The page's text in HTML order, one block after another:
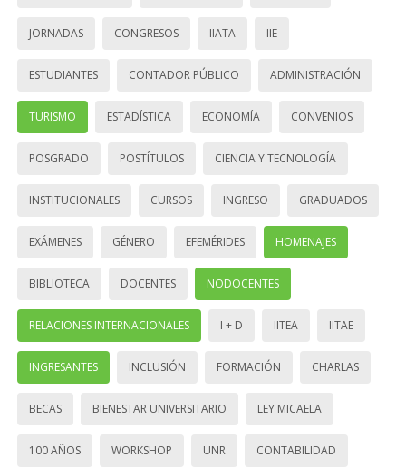
JORNADAS CONGRESOS IIATA IIE
ESTUDIANTES CONTADOR PÚBLICO ADMINISTRACIÓN
TURISMO ESTADÍSTICA ECONOMÍA CONVENIOS
POSGRADO POSTÍTULOS CIENCIA Y TECNOLOGÍA
INSTITUCIONALES CURSOS INGRESO GRADUADOS
EXÁMENES GÉNERO EFEMÉRIDES HOMENAJES
BIBLIOTECA DOCENTES NODOCENTES
RELACIONES INTERNACIONALES I + D IITEA IITAE
INGRESANTES INCLUSIÓN FORMACIÓN CHARLAS
BECAS BIENESTAR UNIVERSITARIO LEY MICAELA
100 AÑOS WORKSHOP UNR CONTABILIDAD